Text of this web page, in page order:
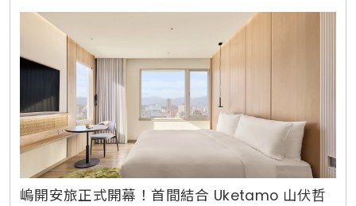
嵨開安旅正式開幕！首間結合 Uketamo 山伏哲